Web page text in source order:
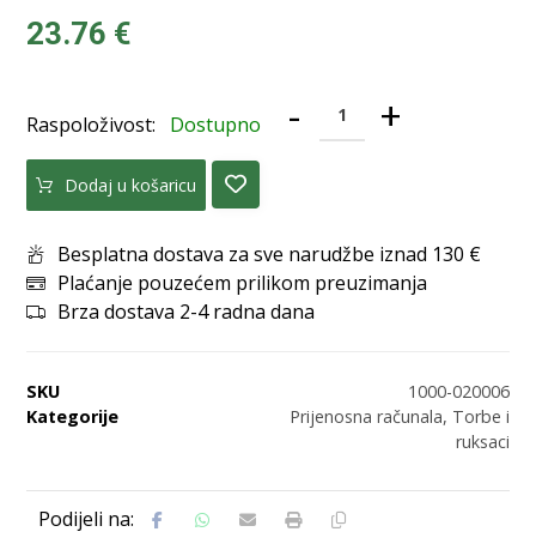
23.76 €
Raspoloživost: Dostupno - +
Dodaj u košaricu
Besplatna dostava za sve narudžbe iznad 130 €
Plaćanje pouzećem prilikom preuzimanja
Brza dostava 2-4 radna dana
SKU
1000-020006
Kategorije
Prijenosna računala, Torbe i
ruksaci